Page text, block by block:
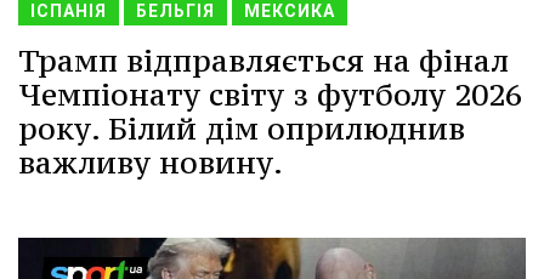
ІСПАНІЯ БЕЛЬГІЯ МЕКСИКА
Трамп відправляється на фінал
Чемпіонату світу з футболу 2026
року. Білий дім оприлюднив
важливу новину.